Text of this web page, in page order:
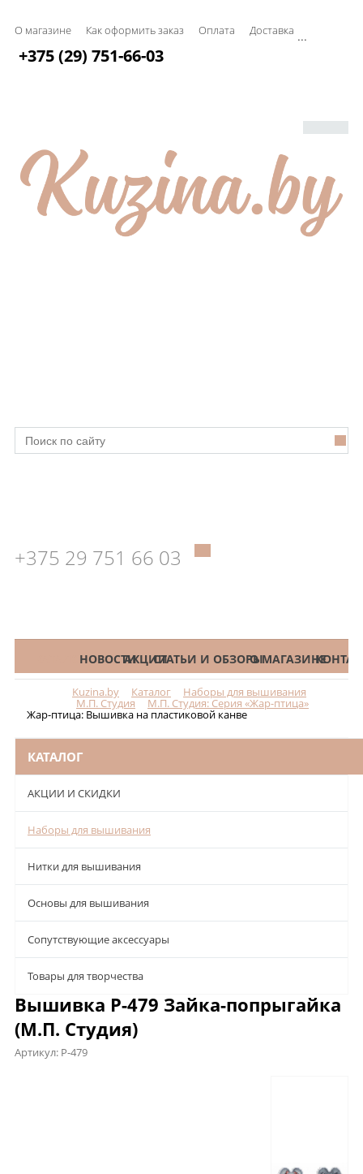
О магазине Как оформить заказ Оплата Доставка ...
+375 (29) 751-66-03
+375 29 751 66 03
КАТАЛОГНОВОСТИАКЦИИСТАТЬИ И ОБЗОРЫО МАГАЗИНЕ
Kuzina.by Каталог Наборы для вышивания
М.П. Студия М.П. Студия: Серия «Жар-птица»
Жар-птица: Вышивка на пластиковой канве
КАТАЛОГ
АКЦИИ И СКИДКИ
Наборы для вышивания
Нитки для вышивания
Основы для вышивания
Сопутствующие аксессуары
Товары для творчества
Вышивка Р-479 Зайка-попрыгайка
(М.П. Студия)
Артикул: Р-479